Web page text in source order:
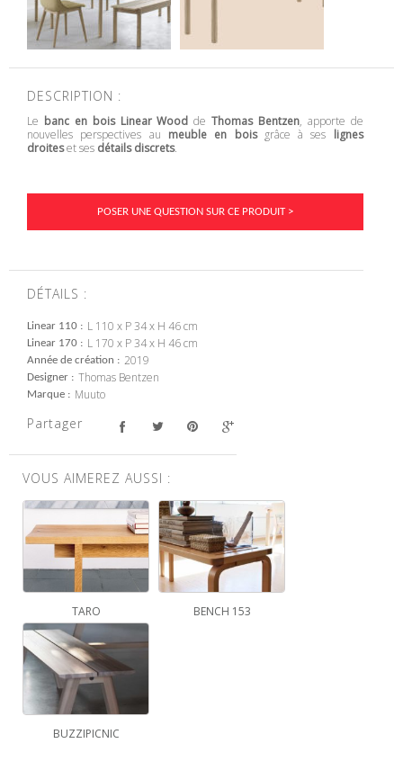
DESCRIPTION :
Le banc en bois Linear Wood deThomas Bentzen, apporte de
nouvelles perspectives au meuble en boisgrâce à ses lignes
droiteset ses détails discrets.
POSER UNE QUESTION SUR CE PRODUIT >
DÉTAILS :
Linear 110 L 110 x P 34 x H 46 cm
Linear 170 L 170 x P 34 x H 46 cm
Année de création 2019
Designer Thomas Bentzen
Marque Muuto
Partager
VOUS AIMEREZ AUSSI :
TARO BENCH 153
BUZZIPICNIC